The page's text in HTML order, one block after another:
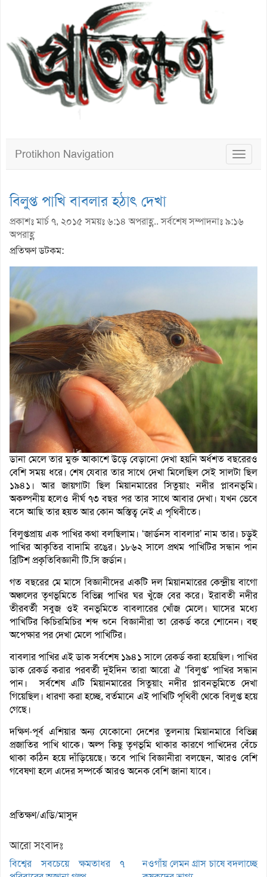
Toggle
Protikhon Navigation
বিলুপ্ত পাখি বাবলার হঠাৎ দেখা
প্রকাশঃ মার্চ ৭, ২০১৫ সময়ঃ ৬:১৪ অপরাহ্ণ.. সর্বশেষ সম্পাদনাঃ ৯:১৬
অপরাহ্ণ
প্রতিক্ষণ ডটকম:
ডানা মেলে তার মুক্ত আকাশে উড়ে বেড়ানো দেখা হয়নি অর্ধশত বছরেরও
বেশি সময় ধরে। শেষ যেবার তার সাথে দেখা মিলেছিল সেই সালটা ছিল
১৯৪১। আর জায়গাটা ছিল মিয়ানমারের সিতুয়াং নদীর প্লাবনভূমি।
অকল্পনীয় হলেও দীর্ঘ ৭৩ বছর পর তার সাথে আবার দেখা। যখন ভেবে
বসে আছি তার হয়ত আর কোন অস্তিত্ব নেই এ পৃথিবীতে।
বিলুপ্তপ্রায় এক পাখির কথা বলছিলাম। ‘জার্ডনস বাবলার’ নাম তার। চড়ুই
পাখির আকৃতির বাদামি রঙের। ১৮৬২ সালে প্রথম পাখিটির সন্ধান পান
ব্রিটিশ প্রকৃতিবিজ্ঞানী টি.সি জর্ডান।
গত বছরের মে মাসে বিজ্ঞানীদের একটি দল মিয়ানমারের কেন্দ্রীয় বাগো
অঞ্চলের তৃণভূমিতে বিভিন্ন পাখির ঘর খুঁজে বের করে। ইরাবতী নদীর
তীরবর্তী সবুজ ওই বনভূমিতে বাবলারের খোঁজ মেলে। ঘাসের মধ্যে
পাখিটির কিচিরমিচির শব্দ শুনে বিজ্ঞানীরা তা রেকর্ড করে শোনেন। বহু
অপেক্ষার পর দেখা মেলে পাখিটির।
বাবলার পাখির এই ডাক সর্বশেষ ১৯৪১ সালে রেকর্ড করা হয়েছিল। পাখির
ডাক রেকর্ড করার পরবর্তী দুইদিন তারা আরো ঐ ‘বিলুপ্ত’ পাখির সন্ধান
পান। সর্বশেষ এটি মিয়ানমারের সিতুয়াং নদীর প্লাবনভূমিতে দেখা
গিয়েছিল। ধারণা করা হচ্ছে, বর্তমানে এই পাখিটি পৃথিবী থেকে বিলুপ্ত হয়ে
গেছে।
দক্ষিণ-পূর্ব এশিয়ার অন্য যেকোনো দেশের তুলনায় মিয়ানমারে বিভিন্ন
প্রজাতির পাখি থাকে। অল্প কিছু তৃণভূমি থাকার কারণে পাখিদের বেঁচে
থাকা কঠিন হয়ে দাঁড়িয়েছে। তবে পাখি বিজ্ঞানীরা বলছেন, আরও বেশি
গবেষণা হলে এদের সম্পর্কে আরও অনেক বেশি জানা যাবে।
প্রতিক্ষণ/এডি/মাসুদ
আরো সংবাদঃ
বিশ্বের সবচেয়ে ক্ষমতাধর ৭
নওগাঁয় লেমন গ্রাস চাষে বদলাচ্ছে